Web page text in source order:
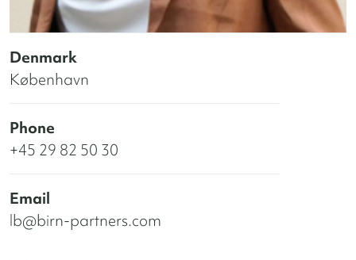
Denmark
København
Phone
+45 29 82 50 30
Email
lb@birn-partners.com